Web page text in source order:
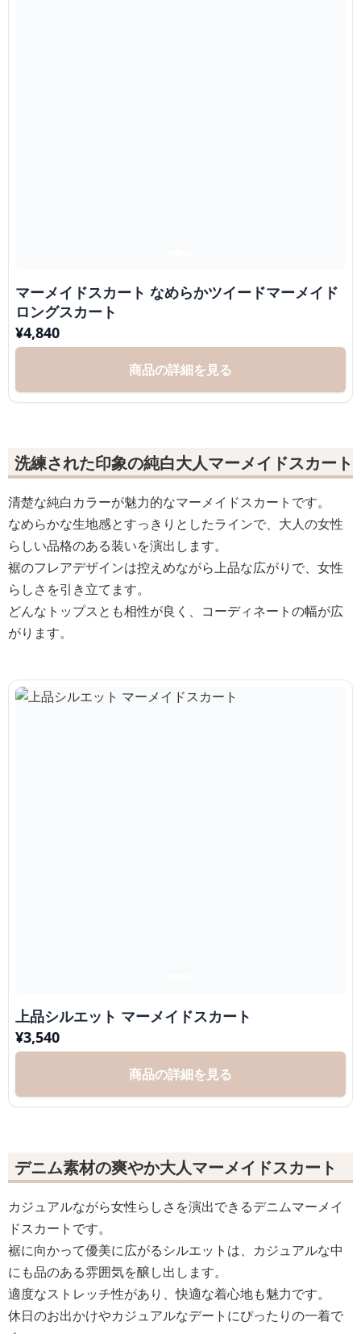
マーメイドスカート なめらかツイードマーメイド
ロングスカート
¥4,840
商品の詳細を見る
洗練された印象の純白大人マーメイドスカート
清楚な純白カラーが魅力的なマーメイドスカートです。
なめらかな生地感とすっきりとしたラインで、大人の女性
らしい品格のある装いを演出します。
裾のフレアデザインは控えめながら上品な広がりで、女性
らしさを引き立てます。
どんなトップスとも相性が良く、コーディネートの幅が広
がります。
上品シルエット マーメイドスカート
¥3,540
商品の詳細を見る
デニム素材の爽やか大人マーメイドスカート
カジュアルながら女性らしさを演出できるデニムマーメイ
ドスカートです。
裾に向かって優美に広がるシルエットは、カジュアルな中
にも品のある雰囲気を醸し出します。
適度なストレッチ性があり、快適な着心地も魅力です。
休日のお出かけやカジュアルなデートにぴったりの一着で